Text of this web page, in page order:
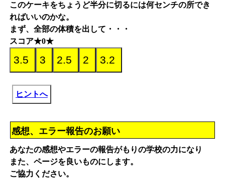
このケーキをちょうど半分に切るには何センチの所でき
ればいいのかな。
まず、全部の体積を出して・・・
スコア★0★
ヒントへ
感想、エラー報告のお願い
あなたの感想やエラーの報告がもりの学校の力になり
また、ページを良いものにします。
ご協力ください。